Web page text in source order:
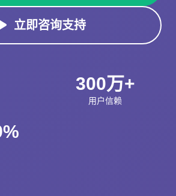
立即咨询支持
300万+
用户信赖